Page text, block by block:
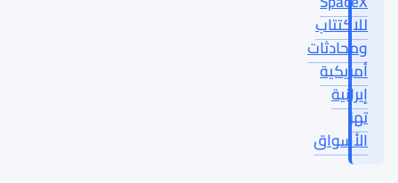
للاكتتاب
ومحادثات
أمريكية
إيرانية
تهز
الأسواق